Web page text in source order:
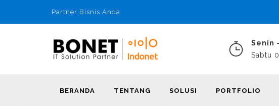
Partner Bisnis Anda
Senin
Sabtu
BERANDA TENTANG SOLUSI PORTFOLIO